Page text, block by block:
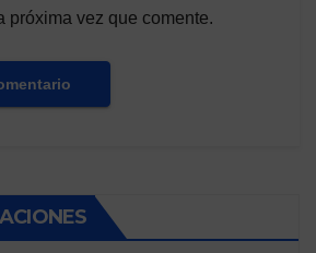
próxima vez que comente.